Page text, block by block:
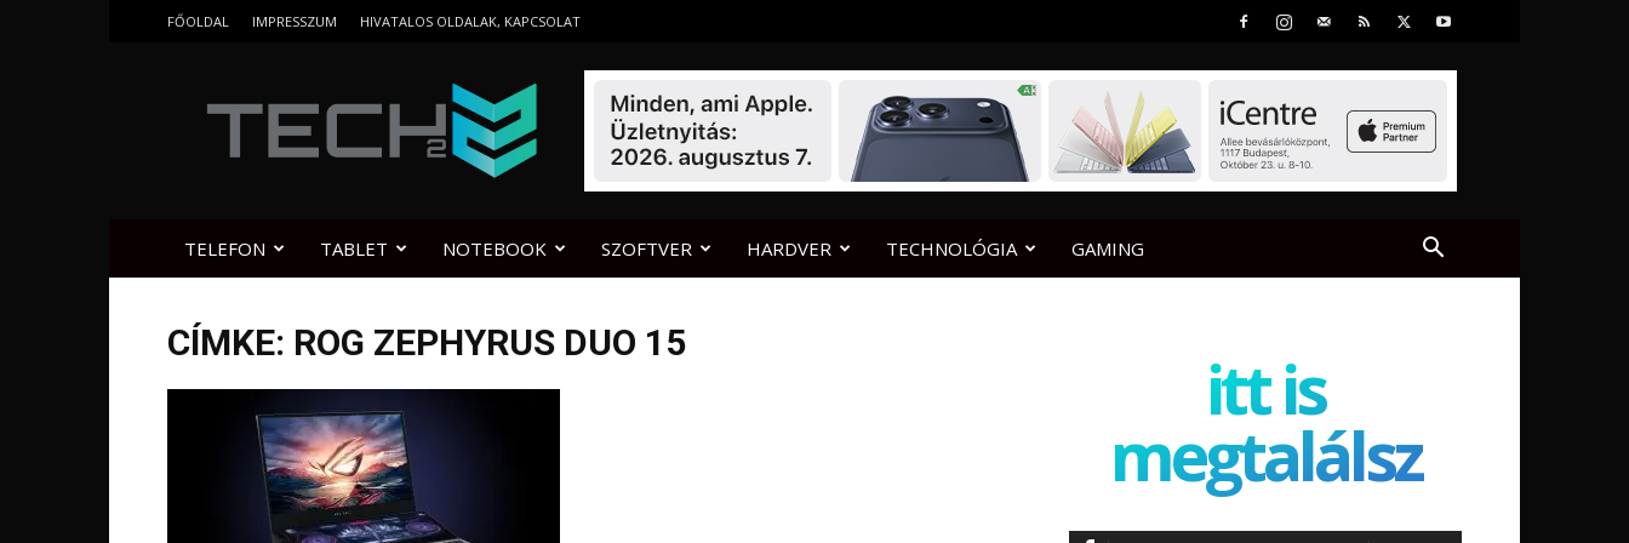
FŐOLDAL IMPRESSZUM HIVATALOS OLDALAK, KAPCSOLAT
TELEFON TABLET NOTEBOOK SZOFTVER HARDVER TECHNOLÓGIA GAMING
CÍMKE: ROG ZEPHYRUS DUO 15
itt is
megtalálsz